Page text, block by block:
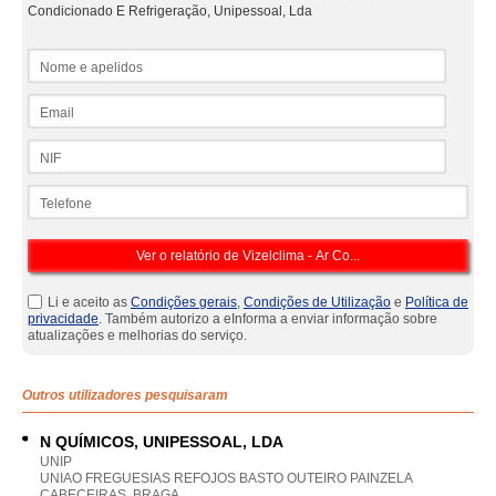
Condicionado E Refrigeração, Unipessoal, Lda
Li e aceito as Condições gerais, Condições de Utilização e Política de
privacidade. Também autorizo a eInforma a enviar informação sobre
atualizações e melhorias do serviço.
Outros utilizadores pesquisaram
N QUÍMICOS, UNIPESSOAL, LDA
UNIP
UNIAO FREGUESIAS REFOJOS BASTO OUTEIRO PAINZELA